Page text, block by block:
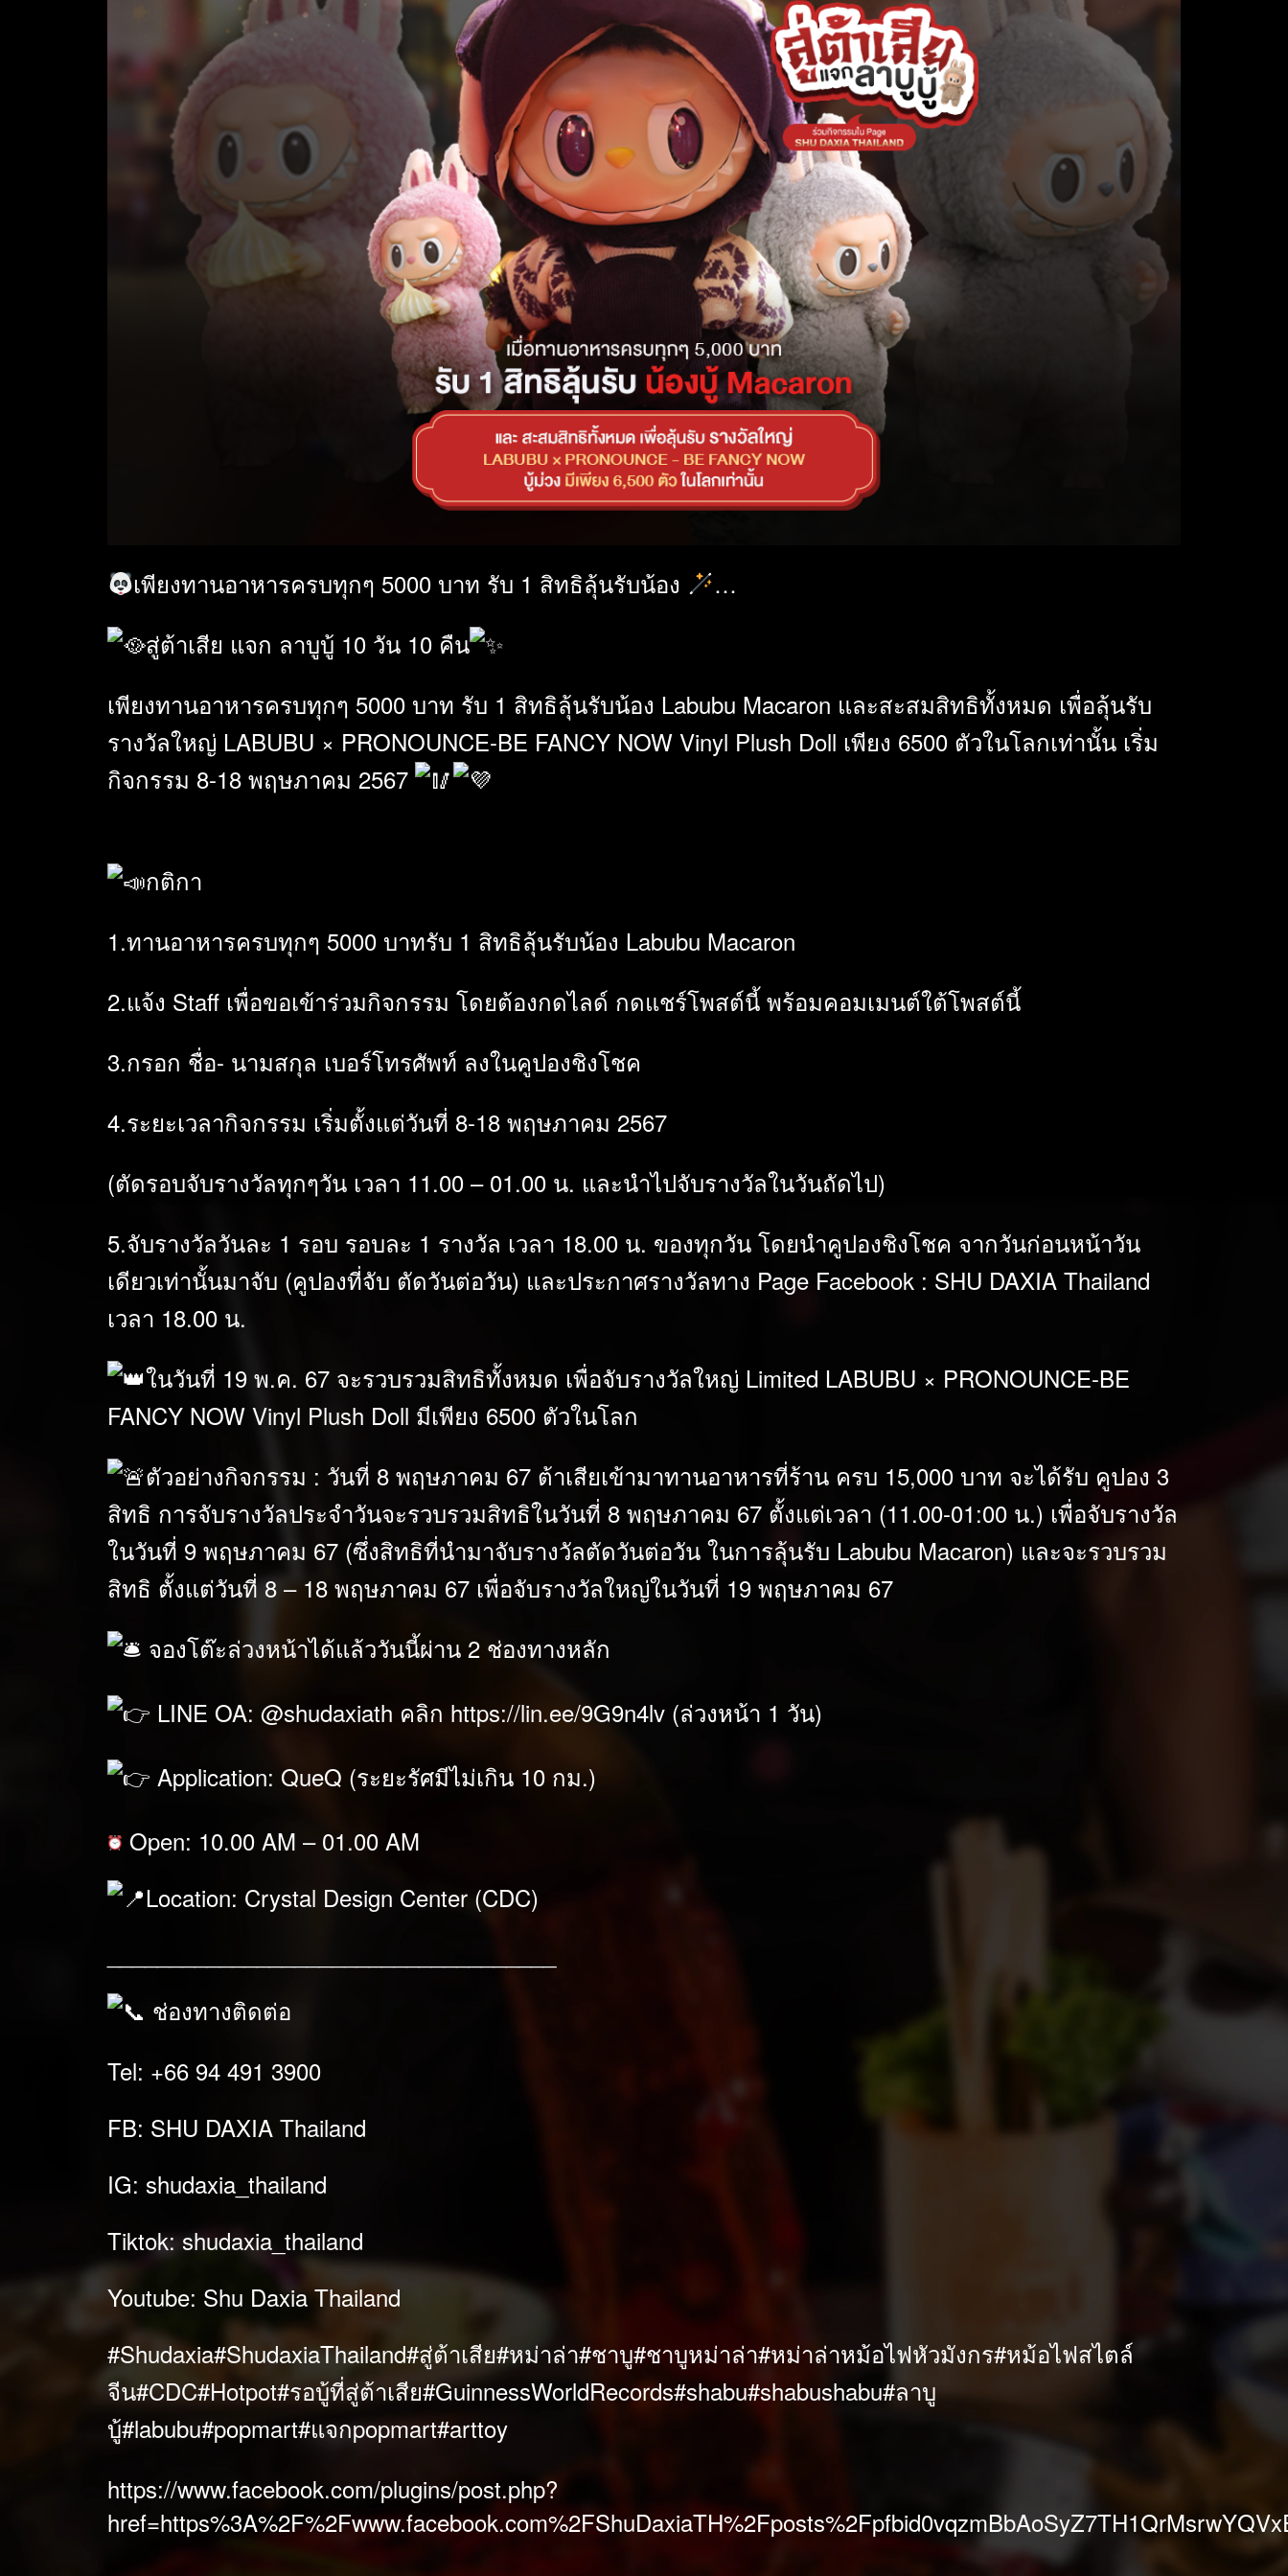
เพียงทานอาหารครบทุกๆ 5000 บาท รับ 1 สิทธิลุ้นรับน้อง
…
สู่ต้าเสีย แจก ลาบูบู้ 10 วัน 10 คืน
เพียงทานอาหารครบทุกๆ 5000 บาท รับ 1 สิทธิลุ้นรับน้อง Labubu Macaron และสะสมสิทธิทั้งหมด เพื่อลุ้นรับ
รางวัลใหญ่ LABUBU × PRONOUNCE-BE FANCY NOW Vinyl Plush Doll เพียง 6500 ตัวในโลกเท่านั้น เริ่ม
กิจกรรม 8-18 พฤษภาคม 2567
กติกา
1.ทานอาหารครบทุกๆ 5000 บาทรับ 1 สิทธิลุ้นรับน้อง Labubu Macaron
2.แจ้ง Staff เพื่อขอเข้าร่วมกิจกรรม โดยต้องกดไลด์ กดแชร์โพสต์นี้ พร้อมคอมเมนต์ใต้โพสต์นี้
3.กรอก ชื่อ- นามสกุล เบอร์โทรศัพท์ ลงในคูปองชิงโชค
4.ระยะเวลากิจกรรม เริ่มตั้งแต่วันที่ 8-18 พฤษภาคม 2567
(ตัดรอบจับรางวัลทุกๆวัน เวลา 11.00 – 01.00 น. และนำไปจับรางวัลในวันถัดไป)
5.จับรางวัลวันละ 1 รอบ รอบละ 1 รางวัล เวลา 18.00 น. ของทุกวัน โดยนำคูปองชิงโชค จากวันก่อนหน้าวัน
เดียวเท่านั้นมาจับ (คูปองที่จับ ตัดวันต่อวัน) และประกาศรางวัลทาง Page Facebook : SHU DAXIA Thailand
เวลา 18.00 น.
ในวันที่ 19 พ.ค. 67 จะรวบรวมสิทธิทั้งหมด เพื่อจับรางวัลใหญ่ Limited LABUBU × PRONOUNCE-BE
FANCY NOW Vinyl Plush Doll มีเพียง 6500 ตัวในโลก
ตัวอย่างกิจกรรม : วันที่ 8 พฤษภาคม 67 ต้าเสียเข้ามาทานอาหารที่ร้าน ครบ 15,000 บาท จะได้รับ คูปอง 3
สิทธิ การจับรางวัลประจำวันจะรวบรวมสิทธิในวันที่ 8 พฤษภาคม 67 ตั้งแต่เวลา (11.00-01:00 น.) เพื่อจับรางวัล
ในวันที่ 9 พฤษภาคม 67 (ซึ่งสิทธิที่นำมาจับรางวัลตัดวันต่อวัน ในการลุ้นรับ Labubu Macaron) และจะรวบรวม
สิทธิ ตั้งแต่วันที่ 8 – 18 พฤษภาคม 67 เพื่อจับรางวัลใหญ่ในวันที่ 19 พฤษภาคม 67
จองโต๊ะล่วงหน้าได้แล้ววันนี้ผ่าน 2 ช่องทางหลัก
LINE OA: @shudaxiath คลิก https://lin.ee/9G9n4lv (ล่วงหน้า 1 วัน)
Application: QueQ (ระยะรัศมีไม่เกิน 10 กม.)
Open: 10.00 AM – 01.00 AM
Location: Crystal Design Center (CDC)
ช่องทางติดต่อ
Tel: +66 94 491 3900
FB: SHU DAXIA Thailand
IG: shudaxia_thailand
Tiktok: shudaxia_thailand
Youtube: Shu Daxia Thailand
#Shudaxia#ShudaxiaThailand#สู่ต้าเสีย#หม่าล่า#ชาบู#ชาบูหม่าล่า#หม่าล่าหม้อไฟหัวมังกร#หม้อไฟสไตล์
จีน#CDC#Hotpot#รอบู้ที่สู่ต้าเสีย#GuinnessWorldRecords#shabu#shabushabu#ลาบู
บู้#labubu#popmart#แจกpopmart#arttoy
https://www.facebook.com/plugins/post.php?